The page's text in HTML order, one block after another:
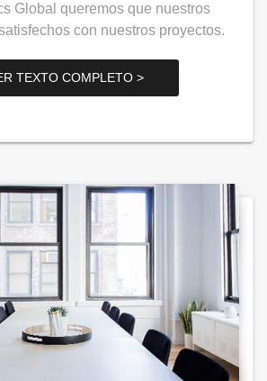
Global queremos que nuestros
con nuestros proyectos.
TEXTO COMPLETO >